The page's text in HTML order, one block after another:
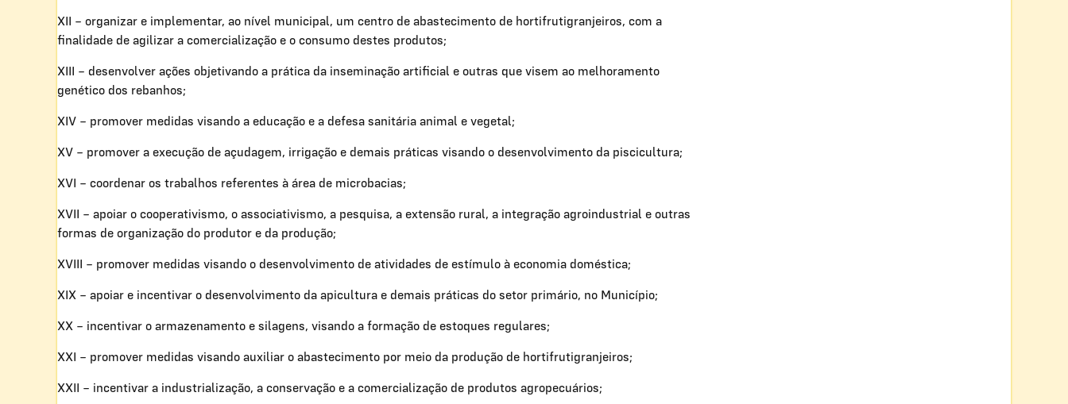
XII – organizar e implementar, ao nível municipal, um centro de abastecimento de hortifrutigranjeiros, com a
finalidade de agilizar a comercialização e o consumo destes produtos;
XIII – desenvolver ações objetivando a prática da inseminação artificial e outras que visem ao melhoramento
genético dos rebanhos;
XIV – promover medidas visando a educação e a defesa sanitária animal e vegetal;
XV – promover a execução de açudagem, irrigação e demais práticas visando o desenvolvimento da piscicultura;
XVI – coordenar os trabalhos referentes à área de microbacias;
XVII – apoiar o cooperativismo, o associativismo, a pesquisa, a extensão rural, a integração agroindustrial e outras
formas de organização do produtor e da produção;
XVIII – promover medidas visando o desenvolvimento de atividades de estímulo à economia doméstica;
XIX – apoiar e incentivar o desenvolvimento da apicultura e demais práticas do setor primário, no Município;
XX – incentivar o armazenamento e silagens, visando a formação de estoques regulares;
XXI – promover medidas visando auxiliar o abastecimento por meio da produção de hortifrutigranjeiros;
XXII – incentivar a industrialização, a conservação e a comercialização de produtos agropecuários;